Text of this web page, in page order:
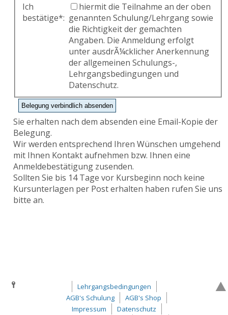
Ich
bestätige*:
hiermit die Teilnahme an der oben
genannten Schulung/Lehrgang sowie
die Richtigkeit der gemachten
Angaben. Die Anmeldung erfolgt
unter ausdrÃ¼cklicher Anerkennung
der allgemeinen Schulungs-,
Lehrgangsbedingungen und
Datenschutz.
Sie erhalten nach dem absenden eine Email-Kopie der
Belegung.
Wir werden entsprechend Ihren Wünschen umgehend
mit Ihnen Kontakt aufnehmen bzw. Ihnen eine
Anmeldebestätigung zusenden.
Sollten Sie bis 14 Tage vor Kursbeginn noch keine
Kursunterlagen per Post erhalten haben rufen Sie uns
bitte an.
Lehrgangsbedingungen
AGB's Schulung
AGB's Shop
Impressum
Datenschutz